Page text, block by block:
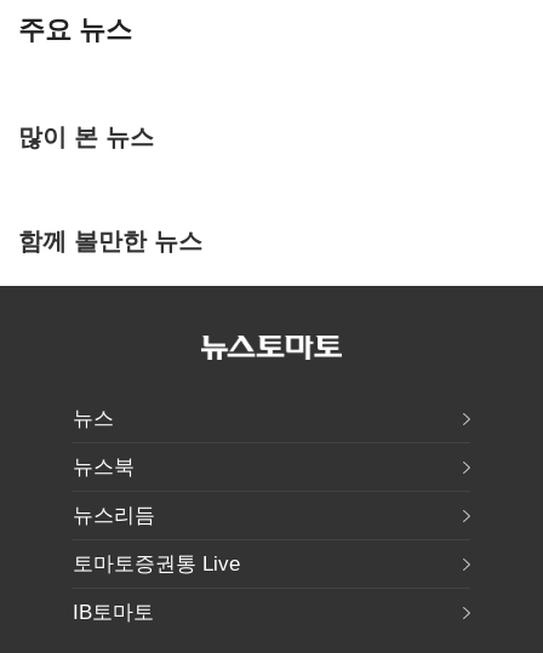
주요 뉴스
많이 본 뉴스
함께 볼만한 뉴스
뉴스
뉴스북
뉴스리듬
토마토증권통 Live
IB토마토